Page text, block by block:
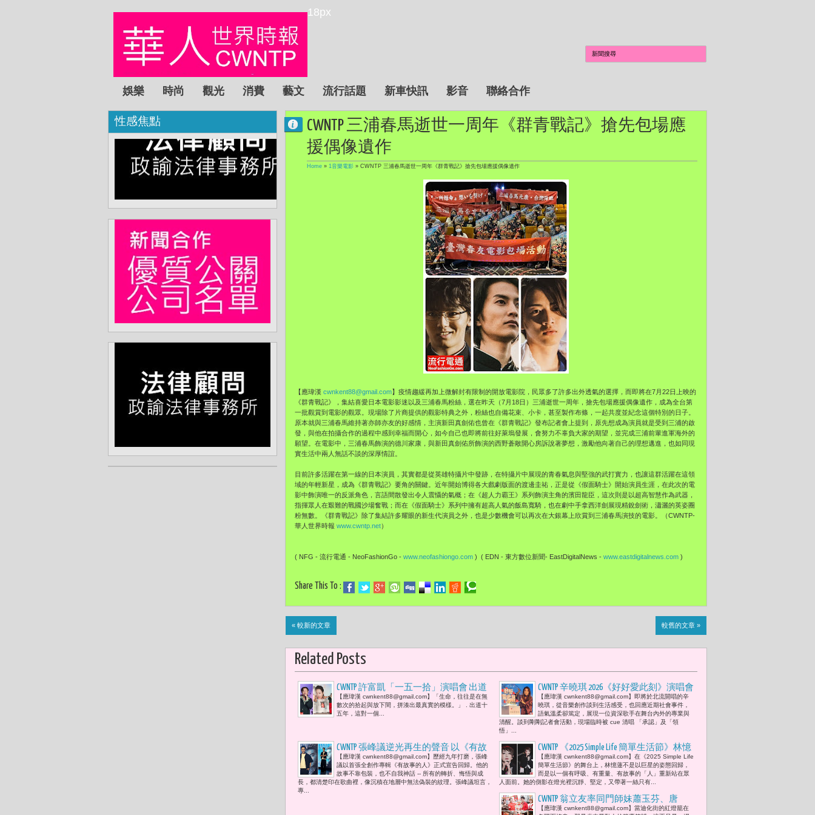
18px
娛樂 時尚 觀光 消費 藝文 流行話題 新車快訊 影音 聯絡合作
CWNTP 三浦春馬逝世一周年《群青戰記》搶先包場應
援偶像遺作
Home » 1音樂電影 » CWNTP 三浦春馬逝世一周年《群青戰記》搶先包場應援偶像遺作
【應瑋漢 cwnkent88@gmail.com】疫情趨緩再加上微解封有限制的開放電影院，民眾多了許多出外透氣的選擇，而即將在7月22日上映的
《群青戰記》，集結喜愛日本電影影迷以及三浦春馬粉絲，選在昨天（7月18日）三浦逝世一周年，搶先包場應援偶像遺作，成為全台第
一批觀賞到電影的觀眾。現場除了片商提供的觀影特典之外，粉絲也自備花束、小卡，甚至製作布條，一起共度並紀念這個特別的日子。
原本就與三浦春馬維持著亦師亦友的好感情，主演新田真劍佑也曾在《群青戰記》發布記者會上提到，原先想成為演員就是受到三浦的啟
發，與他在拍攝合作的過程中感到幸福而開心，如今自己也即將前往好萊塢發展，會努力不辜負大家的期望，並完成三浦前輩進軍海外的
願望。在電影中，三浦春馬飾演的德川家康，與新田真劍佑所飾演的西野蒼敞開心房訴說著夢想，激勵他向著自己的理想邁進，也如同現
實生活中兩人無話不談的深厚情誼。
目前許多活躍在第一線的日本演員，其實都是從英雄特攝片中發跡，在特攝片中展現的青春氣息與堅強的武打實力，也讓這群活躍在這領
域的年輕新星，成為《群青戰記》要角的關鍵。近年開始博得各大戲劇版面的渡邊圭祐，正是從《假面騎士》開始演員生涯，在此次的電
影中飾演唯一的反派角色，言語間散發出令人震懾的氣概；在《超人力霸王》系列飾演主角的濱田龍臣，這次則是以超高智慧作為武器，
指揮眾人在艱難的戰國沙場奮戰；而在《假面騎士》系列中擁有超高人氣的飯島寬騎，也在劇中手拿西洋劍展現精銳劍術，瀟灑的英姿圈
粉無數。《群青戰記》除了集結許多耀眼的新生代演員之外，也是少數機會可以再次在大銀幕上欣賞到三浦春馬演技的電影。（CWNTP-
華人世界時報 www.cwntp.net）
( NFG - 流行電通 - NeoFashionGo - www.neofashiongo.com ) ( EDN - 東方數位新聞- EastDigitalNews - www.eastdigitalnews.com )
Share This To :
« 較新的文章 較舊的文章 »
Related Posts
CWNTP 許富凱「一五一拾」演唱會 出道
15年10張專輯 《明日之星 Super Star》奪
冠開始 到第32屆金曲歌王「當流量決定
【應瑋漢 cwnkent88@gmail.com】「生命，往往是在無
數次的拾起與放下間，拼湊出最真實的模樣。」 . 出道十
五年，這對一個...
CWNTP 辛曉琪 2026《好好愛此刻》演唱會
開賣倒數 「只要你願意好好愛，尤其是
此刻，就夠了。」
【應瑋漢 cwnkent88@gmail.com】即將於北流開唱的辛
曉琪，從音樂創作談到生活感受，也回應近期社會事件，
語氣溫柔卻篤定，展現一位資深歌手在舞台內外的專業與
清醒。談到剛剛記者會活動，現場臨時被 cue 清唱 「承認」及「領
悟」...
CWNTP 張峰議逆光再生的聲音 以《有故
事的人》走出九年淬鍊 寫下重生的坐標
【應瑋漢 cwnkent88@gmail.com】歷經九年打磨，張峰
議以首張全創作專輯《有故事的人》正式宣告回歸。他的
故事不靠包裝，也不自我神話 -- 所有的轉折、悔悟與成
長，都清楚印在歌曲裡，像沉積在地層中無法偽裝的紋理。張峰議坦言，
專...
CWNTP 《2025 Simple Life 簡單生活節》林憶
蓮以歌聲畫出了自己的內在地圖：「從
理解自己，到理解世界；從接受失去，
到接受新的可能。」
【應瑋漢 cwnkent88@gmail.com】在《2025 Simple Life
簡單生活節》的舞台上，林憶蓮不是以巨星的姿態回歸，
而是以一個有呼吸、有重量、有故事的「人」重新站在眾
人面前。她的側影在燈光裡沉靜、堅定，又帶著一絲只有...
CWNTP 翁立友率同門師妹蕭玉芬、唐
儷、ㄦ林琇琪共譜歲末金馬奔騰春節序
【應瑋漢 cwnkent88@gmail.com】​當迪化街的紅燈籠在
性感焦點